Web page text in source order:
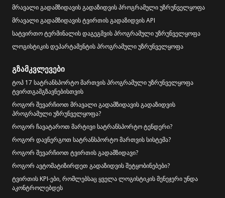
მრავალი გადამზიდავის გადაზიდვის პროგრამული უზრუნველყოფა
მრავალი გადამზიდავის ტვირთის გადაზიდვის API
სატვირთო ტერმინალის დაგეგმვის პროგრამული უზრუნველყოფა
ლოგისტიკის დეპარტამენტის პროგრამული უზრუნველყოფა
გზამკვლევები
ტოპ 17 სატრანსპორტო მართვის პროგრამული უზრუნველყოფა
ტვირთგამგზავნებისთვის
როგორ შევარჩიოთ მრავალი გადამზიდავის გადაზიდვის
პროგრამული უზრუნველყოფა?
როგორ ჩავატაროთ მარტივი სატრანსპორტო ტენდერი?
როგორ დავნერგოთ სატრანსპორტო მართვის სისტემა?
როგორ შევარჩიოთ ტვირთის გადამზიდავი?
როგორ ავტომატიზირდეთ გადაზიდვის შეტყობინებები?
ტვირთის KPI-ები, რომლებსაც ყველა ლოგისტიკის მენეჯერი უნდა
აკონტროლებდეს